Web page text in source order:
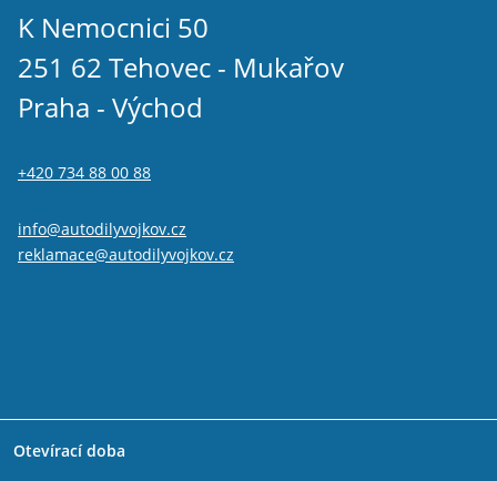
K Nemocnici 50
251 62 Tehovec - Mukařov
Praha - Východ
+420 734 88 00 88
info@autodilyvojkov.cz
reklamace@autodilyvojkov.cz
Otevírací doba